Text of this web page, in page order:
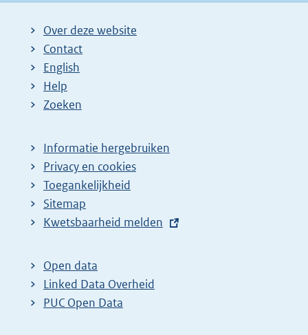
Over deze website
Contact
English
Help
Zoeken
Informatie hergebruiken
Privacy en cookies
Toegankelijkheid
Sitemap
E
t
e
r
Kwetsbaarheid melden
Open data
Linked Data Overheid
PUC Open Data